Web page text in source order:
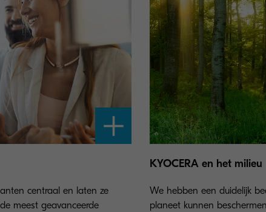
centraal en laten ze
meest geavanceerde
KYOCERA en het milieu
We hebben een duidelijk
planeet kunnen